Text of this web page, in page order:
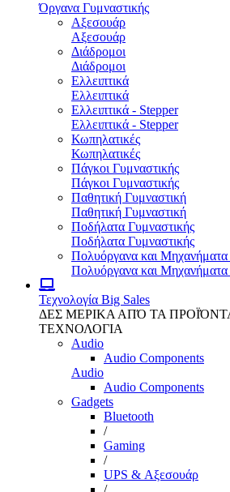
Όργανα Γυμναστικής
Αξεσουάρ
Αξεσουάρ
Διάδρομοι
Διάδρομοι
Ελλειπτικά
Ελλειπτικά
Ελλειπτικά - Stepper
Ελλειπτικά - Stepper
Κωπηλατικές
Κωπηλατικές
Πάγκοι Γυμναστικής
Πάγκοι Γυμναστικής
Παθητική Γυμναστική
Παθητική Γυμναστική
Ποδήλατα Γυμναστικής
Ποδήλατα Γυμναστικής
Πολυόργανα και Μηχανήματα
Πολυόργανα και Μηχανήματα
Τεχνολογία Big Sales
ΔΕΣ ΜΕΡΙΚΑ ΑΠΌ ΤΑ
ΤΕΧΝΟΛΟΓΙΑ
Audio
Audio Components
Audio
Audio Components
Gadgets
Bluetooth
/
Gaming
/
UPS & Αξεσουάρ
/